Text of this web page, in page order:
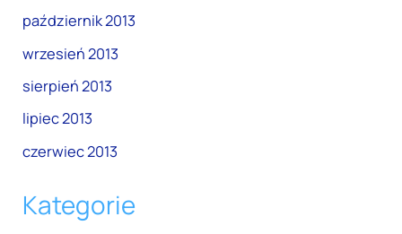
październik 2013
wrzesień 2013
sierpień 2013
lipiec 2013
czerwiec 2013
Kategorie